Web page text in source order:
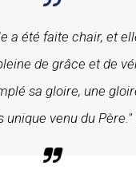
a été faite chair, et
de grâce et de
sa gloire, une
unique venu du Père."